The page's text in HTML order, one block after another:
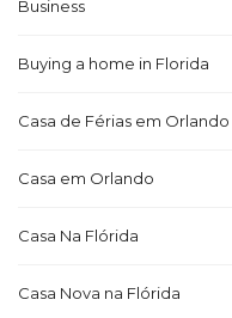
Business
Buying a home in Florida
Casa de Férias em Orlando
Casa em Orlando
Casa Na Flórida
Casa Nova na Flórida